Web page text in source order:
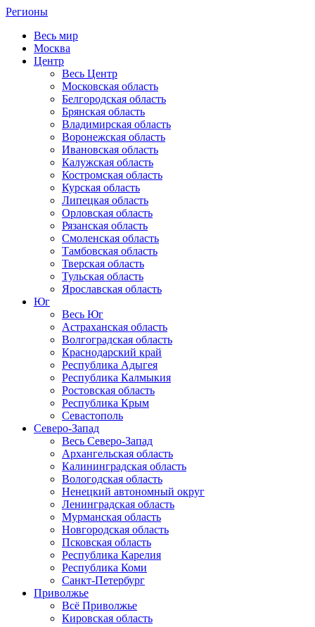
Регионы
Весь мир
Москва
Центр
Весь Центр
Московская область
Белгородская область
Брянская область
Владимирская область
Воронежская область
Ивановская область
Калужская область
Костромская область
Курская область
Липецкая область
Орловская область
Рязанская область
Смоленская область
Тамбовская область
Тверская область
Тульская область
Ярославская область
Юг
Весь Юг
Астраханская область
Волгоградская область
Краснодарский край
Республика Адыгея
Республика Калмыкия
Ростовская область
Республика Крым
Севастополь
Северо-Запад
Весь Северо-Запад
Архангельская область
Калининградская область
Вологодская область
Ненецкий автономный округ
Ленинградская область
Мурманская область
Новгородская область
Псковская область
Республика Карелия
Республика Коми
Санкт-Петербург
Приволжье
Всё Приволжье
Кировская область